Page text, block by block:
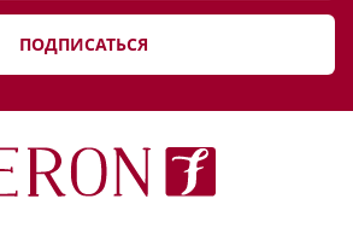
ПОДПИСАТЬСЯ